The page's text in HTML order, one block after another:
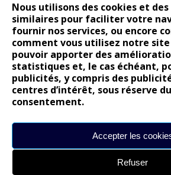
Nous utilisons des cookies et
similaires pour faciliter votre
fournir nos services, ou encore
comment vous utilisez notre
pouvoir apporter des
statistiques et, le cas échéant,
publicités, y compris des
centres d’intérêt, sous réserve
consentement.
Accepter les
Refuser
14 juillet : nouveau film de marque pour
Renault Espace : voyage, voyage…
Peugeot E-208 GTi : naissance d’une
COMMENTAIRES RÉCENTS
Bernard Dardartdans
Gilly
gyo
Lancia Ypsilon : naturellement